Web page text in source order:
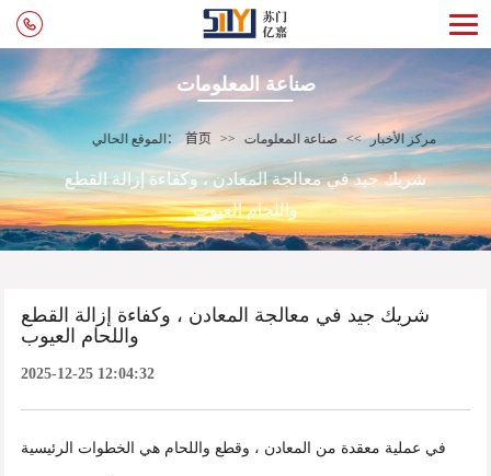
صناعة المعلومات
الموقع الحالي： 首页 >> مركز الأخبار >> صناعة المعلومات
شريك جيد في معالجة المعادن ، وكفاءة إزالة القطع
واللحام العيوب
شريك جيد في معالجة المعادن ، وكفاءة إزالة القطع
واللحام العيوب
2025-12-25 12:04:32
في عملية معقدة من المعادن ، وقطع واللحام هي الخطوات الرئيسية